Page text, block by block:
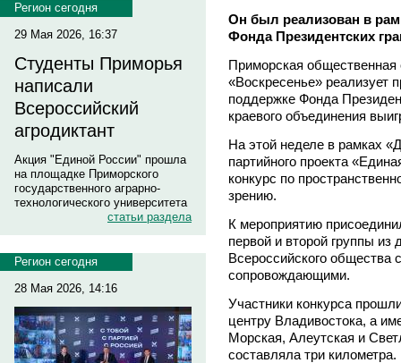
Регион сегодня
29 Мая 2026, 16:37
Студенты Приморья
написали
Всероссийский
агродиктант
Акция "Единой России" прошла
на площадке Приморского
государственного аграрно-
технологического университета
статьи раздела
Регион сегодня
28 Мая 2026, 14:16
Он был реализован в
Фонда Президентских
Приморская
«Воскресенье» реализует
поддержке Фонда
краевого объединения
На этой неделе в рамках
партийного проекта
конкурс по
зрению.
К мероприятию
первой и второй группы из
Всероссийского общества
сопровождающими.
Участники конкурса
центру Владивостока, а
Морская, Алеутская и
составляла три километра.